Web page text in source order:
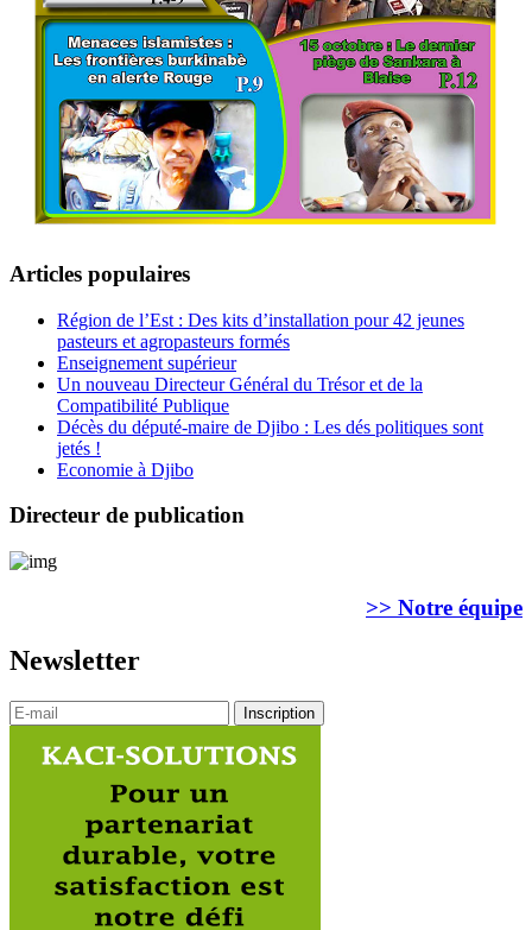
Articles populaires
Région de l’Est : Des kits d’installation pour 42 jeunes
pasteurs et agropasteurs formés
Enseignement supérieur
Un nouveau Directeur Général du Trésor et de la
Compatibilité Publique
Décès du député-maire de Djibo : Les dés politiques sont
jetés !
Economie à Djibo
Directeur de publication
>> Notre équipe
Newsletter